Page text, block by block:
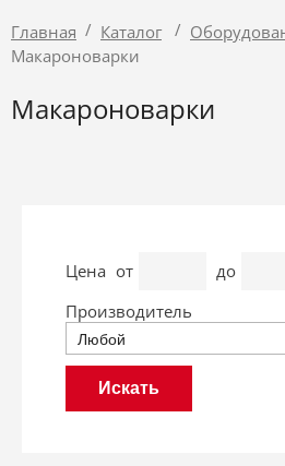
Главная / Каталог /
Макароноварки
Макароноварки
Цена от
до
Производитель
Любой